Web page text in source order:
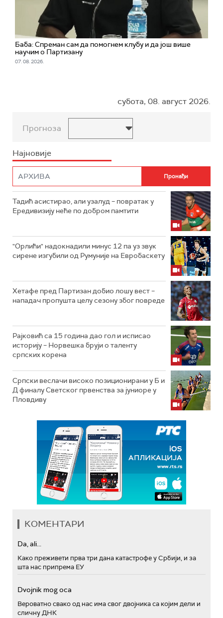
Баба: Спреман сам да помогнем клубу и да још више
научим о Партизану
07. 08. 2026.
субота, 08. август 2026.
Прогноза
Најновије
Тадић асистирао, али узалуд – повратак у
Ередивизију неће по добром памтити
"Орлићи" надокнадили минус 12 па уз звук
сирене изгубили од Румуније на Евробаскету
Хетафе пред Партизан добио лошу вест –
нападач пропушта целу сезону због повреде
Рајковић са 15 година дао гол и исписао
историју – Норвешка бруји о таленту
српских корена
Српски веслачи високо позиционирани у Б и
Д финалу Светског првенства за јуниоре у
Пловдиву
КОМЕНТАРИ
Da, ali...
Како преживети прва три дана катастрофе у Србији, и за
шта нас припрема ЕУ
Dvojnik mog oca
Вероватно свако од нас има свог двојника са којим дели и
сличну ДНК